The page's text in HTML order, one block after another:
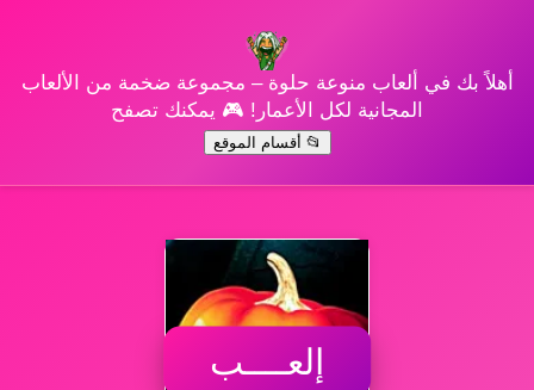
أهلاً بك في ألعاب منوعة حلوة – مجموعة ضخمة من الألعاب
المجانية لكل الأعمار! 🎮 يمكنك تصفح
📂 أقسام الموقع
إلعــــب